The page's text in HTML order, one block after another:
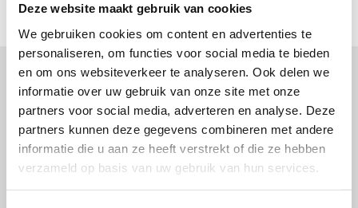
Deze website maakt gebruik van cookies
We gebruiken cookies om content en advertenties te
personaliseren, om functies voor social media te bieden
en om ons websiteverkeer te analyseren. Ook delen we
informatie over uw gebruik van onze site met onze
partners voor social media, adverteren en analyse. Deze
partners kunnen deze gegevens combineren met andere
informatie die u aan ze heeft verstrekt of die ze hebben
verzameld op basis van uw gebruik van hun services.
Onze referenties